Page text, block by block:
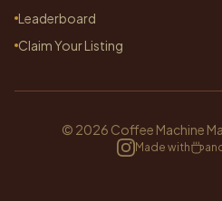
Leaderboard
Claim Your Listing
© 2026 Coffee Machine
Made with